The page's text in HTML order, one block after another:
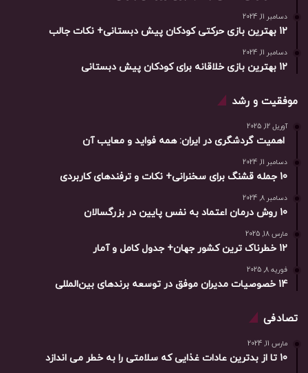
دسامبر 11, 2024
12 بهترین بازی حرکتی کودکان پیش دبستانی+ نکات جالب
دسامبر 11, 2024
12 بهترین بازی خلاقانه برای کودکان پیش دبستانی
موفقیت و رشد
آوریل 12, 2025
اهمیت گردشگری در ایران: همه فواید و معایب آن
دسامبر 11, 2024
10 جمله قشنگ برای سخنرانی+ نکات و ترفندهای کاربردی
دسامبر 8, 2024
10 روش درمان اعتماد به نفس پایین در بزرگسالان
مارس 18, 2025
12 خطرناک ترین کشور جهان+ جدول کامل و آمار
فوریه 8, 2025
14 خصوصیات مدیران موفق در توسعه برندهای بین‌المللی
تصادفی
مارس 11, 2024
10 تا از بدترین عادات غذایی که سلامتی را به خطر می اندازد